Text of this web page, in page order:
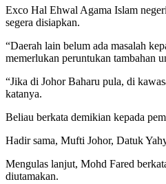
Exco Hal Ehwal Agama Islam
segera disiapkan.
“Daerah lain belum ada masalah
memerlukan peruntukan tambahan
“Jika di Johor Baharu pula, di
katanya.
Beliau berkata demikian kepada
Hadir sama, Mufti Johor, Datuk
Mengulas lanjut, Mohd Fared
diutamakan.